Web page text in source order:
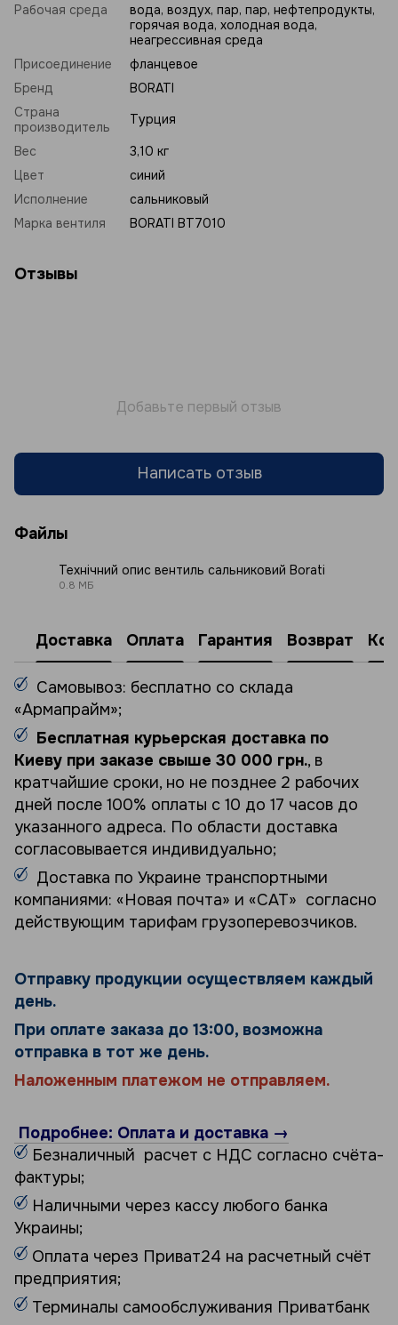
Рабочая среда
вода, воздух, пар, пар, нефтепродукты,
горячая вода, холодная вода,
неагрессивная среда
Присоединение
фланцевое
Бренд
BORATI
Страна
производитель
Турция
Вес
3,10 кг
Цвет
синий
Исполнение
сальниковый
Марка вентиля
BORATI BT7010
Отзывы
Добавьте первый отзыв
Написать отзыв
Файлы
Технічний опис вентиль сальниковий Borati
0.8 МБ
Доставка Оплата Гарантия Возврат
Самовывоз: бесплатно со склада
«Армапрайм»;
Бесплатная курьерская доставка по
Киеву при заказе свыше 30 000 грн., в
кратчайшие сроки, но не позднее 2 рабочих
дней после 100% оплаты с 10 до 17 часов до
указанного адреса. По области доставка
согласовывается индивидуально;
Доставка по Украине транспортными
компаниями: «Новая почта» и «САТ» согласно
действующим тарифам грузоперевозчиков.
Отправку продукции осуществляем каждый
день.
При оплате заказа до 13:00, возможна
отправка в тот же день.
Наложенным платежом не отправляем.
Подробнее: Оплата и доставка →
Безналичный расчет с НДС согласно счёта-
фактуры;
Наличными через кассу любого банка
Украины;
Оплата через Приват24 на расчетный счёт
предприятия;
Терминалы самообслуживания Приватбанк